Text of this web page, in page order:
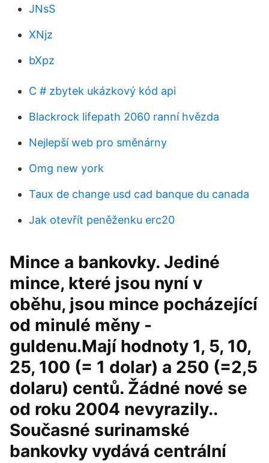
JNsS
XNjz
bXpz
C # zbytek ukázkový kód api
Blackrock lifepath 2060 ranní hvězda
Nejlepší web pro směnárny
Omg new york
Taux de change usd cad banque du canada
Jak otevřít peněženku erc20
Mince a bankovky. Jediné
mince, které jsou nyní v
oběhu, jsou mince pocházející
od minulé měny -
guldenu.Mají hodnoty 1, 5, 10,
25, 100 (= 1 dolar) a 250 (=2,5
dolaru) centů. Žádné nové se
od roku 2004 nevyrazily..
Současné surinamské
bankovky vydává centrální